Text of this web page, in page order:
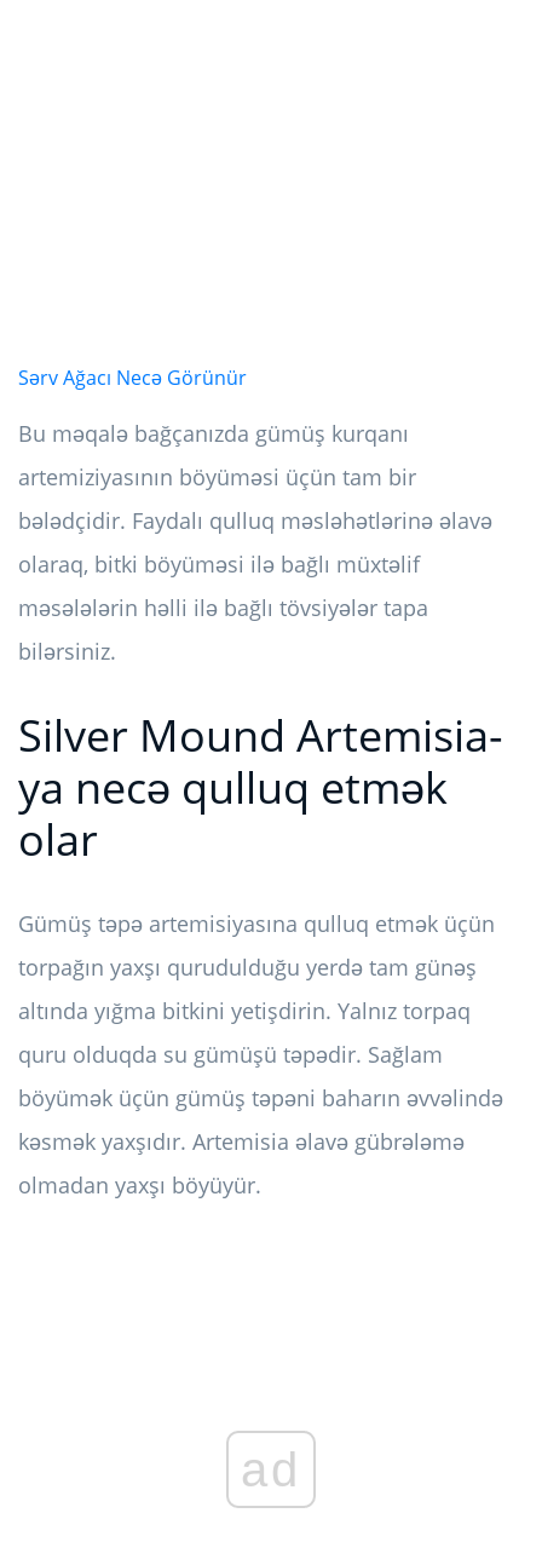
Sərv Ağacı Necə Görünür
Bu məqalə bağçanızda gümüş kurqanı
artemiziyasının böyüməsi üçün tam bir
bələdçidir. Faydalı qulluq məsləhətlərinə əlavə
olaraq, bitki böyüməsi ilə bağlı müxtəlif
məsələlərin həlli ilə bağlı tövsiyələr tapa
bilərsiniz.
Silver Mound Artemisia-
ya necə qulluq etmək
olar
Gümüş təpə artemisiyasına qulluq etmək üçün
torpağın yaxşı qurudulduğu yerdə tam günəş
altında yığma bitkini yetişdirin. Yalnız torpaq
quru olduqda su gümüşü təpədir. Sağlam
böyümək üçün gümüş təpəni baharın əvvəlində
kəsmək yaxşıdır. Artemisia əlavə gübrələmə
olmadan yaxşı böyüyür.
ad